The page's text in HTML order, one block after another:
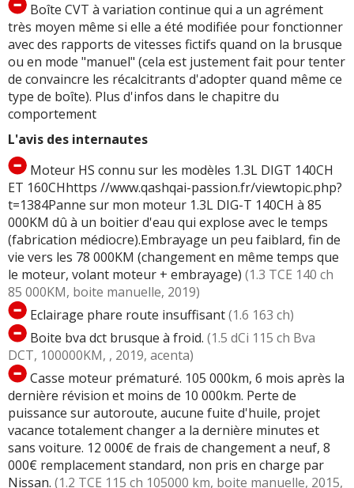
Boîte CVT à variation continue qui a un agrément
très moyen même si elle a été modifiée pour fonctionner
avec des rapports de vitesses fictifs quand on la brusque
ou en mode "manuel" (cela est justement fait pour tenter
de convaincre les récalcitrants d'adopter quand même ce
type de boîte). Plus d'infos dans le chapitre du
comportement
L'avis des internautes
Moteur HS connu sur les modèles 1.3L DIGT 140CH
ET 160CHhttps //www.qashqai-passion.fr/viewtopic.php?
t=1384Panne sur mon moteur 1.3L DIG-T 140CH à 85
000KM dû à un boitier d'eau qui explose avec le temps
(fabrication médiocre).Embrayage un peu faiblard, fin de
vie vers les 78 000KM (changement en même temps que
le moteur, volant moteur + embrayage) (1.3 TCE 140 ch
85 000KM, boite manuelle, 2019)
Eclairage phare route insuffisant(1.6 163 ch)
Boite bva dct brusque à froid. (1.5 dCi 115 ch Bva
DCT, 100000KM, , 2019, acenta)
Casse moteur prématuré. 105 000km, 6 mois après la
dernière révision et moins de 10 000km. Perte de
puissance sur autoroute, aucune fuite d'huile, projet
vacance totalement changer a la dernière minutes et
sans voiture. 12 000€ de frais de changement a neuf, 8
000€ remplacement standard, non pris en charge par
Nissan. (1.2 TCE 115 ch 105000 km, boite manuelle, 2015,